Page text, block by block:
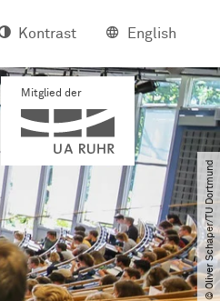
Kontrast English
Mitglied der
© Oliver Schaper​/​TU Dortmund